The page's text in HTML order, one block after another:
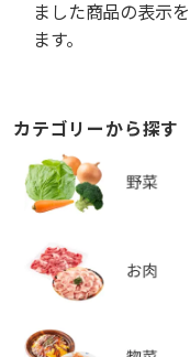
ました商品の表示
ます。
カテゴリーから探す